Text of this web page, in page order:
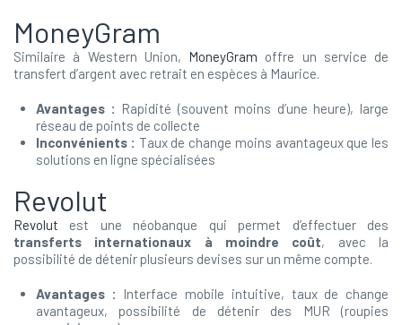
MoneyGram
Similaire à Western Union, MoneyGram offre un service de
transfert d’argent avec retrait en espèces à Maurice.
Avantages : Rapidité (souvent moins d’une heure), large
réseau de points de collecte
Inconvénients : Taux de change moins avantageux que les
solutions en ligne spécialisées
Revolut
Revolut est une néobanque qui permet d’effectuer des
transferts internationaux à moindre coût, avec la
possibilité de détenir plusieurs devises sur un même compte.
Avantages : Interface mobile intuitive, taux de change
avantageux, possibilité de détenir des MUR (roupies